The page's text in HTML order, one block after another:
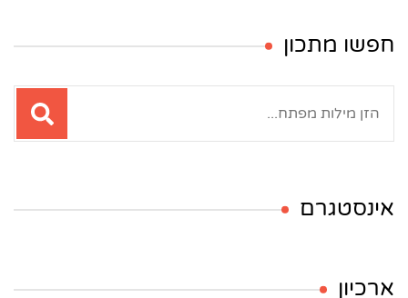
חפשו מתכון
אינסטגרם
ארכיון